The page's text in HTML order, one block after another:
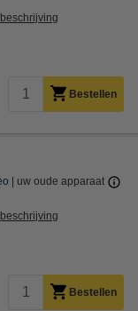
Bestellen
uw oude apparaat
Bestellen